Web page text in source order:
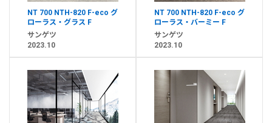
NT 700 NTH-820 F-eco グ
ローラス・グラス F
サンゲツ
2023.10
NT 700 NTH-820 F-eco グ
ローラス・バーミー F
サンゲツ
2023.10